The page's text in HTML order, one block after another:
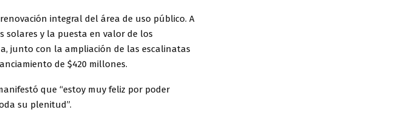
integral del área de uso público. A
solares y la puesta en valor de los
junto con la ampliación de las escalinatas
de $420 millones.
que “estoy muy feliz por poder
su plenitud”.